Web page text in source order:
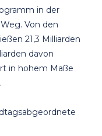
in der
Von den
21,3 Milliarden
davon
in hohem Maße